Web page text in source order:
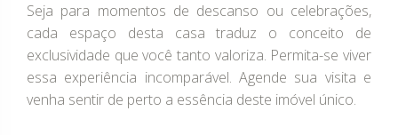
Seja para momentos de descanso ou celebrações,
cada espaço desta casa traduz o conceito de
exclusividade que você tanto valoriza. Permita-se viver
essa experiência incomparável. Agende sua visita e
venha sentir de perto a essência deste imóvel único.